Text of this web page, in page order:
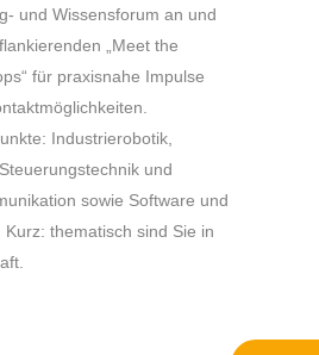
und Wissensforum an und
„Meet the
für praxisnahe Impulse
Industrierobotik,
und
sowie Software und
thematisch sind Sie in